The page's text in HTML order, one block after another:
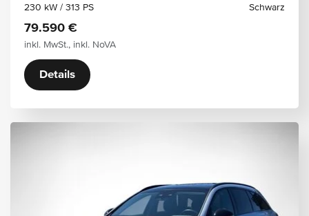
230 kW / 313 PS
Schwarz
79.590 €
inkl. MwSt., inkl. NoVA
Details